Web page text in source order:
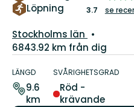
Löpning
av
3.7 se
Län:
Stockholms län
6843.92 km från dig
om
leden
LÄNGD
9.6
km
SVÅRIGHETSGRAD
Röd -
krävande